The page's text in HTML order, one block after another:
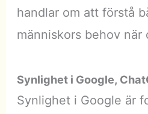
handlar om att förstå
människors behov när
Synlighet i Google,
Synlighet i Google är